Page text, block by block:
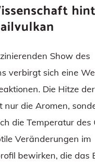
Show des
verbirgt sich eine
Die Hitze
nur die Aromen,
die Temperatur des
Veränderungen im
bewirken, die das